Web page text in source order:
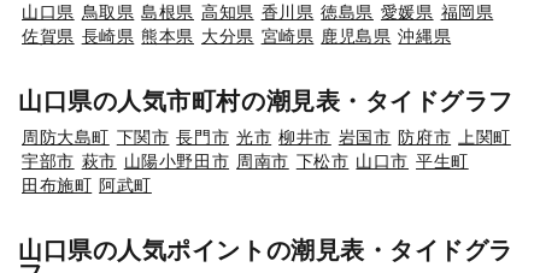
山口県 鳥取県 島根県 高知県 香川県 徳島県 愛媛県 福岡県
佐賀県 長崎県 熊本県 大分県 宮崎県 鹿児島県 沖縄県
山口県の人気市町村の潮見表・タイドグラフ
周防大島町 下関市 長門市 光市 柳井市 岩国市 防府市
上関町
宇部市 萩市 山陽小野田市 周南市 下松市 山口市 平生町
田布施町 阿武町
山口県の人気ポイントの潮見表・タイドグラ